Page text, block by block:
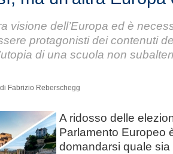
visione dell’Europa ed è
protagonisti dei contenuti
di una scuola non
| di Fabrizio Reberschegg
A ridosso delle
Parlamento Europeo
domandarsi quale